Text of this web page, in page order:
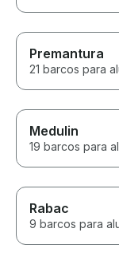
Premantura
21 barcos para
Medulin
19 barcos para
Rabac
9 barcos para